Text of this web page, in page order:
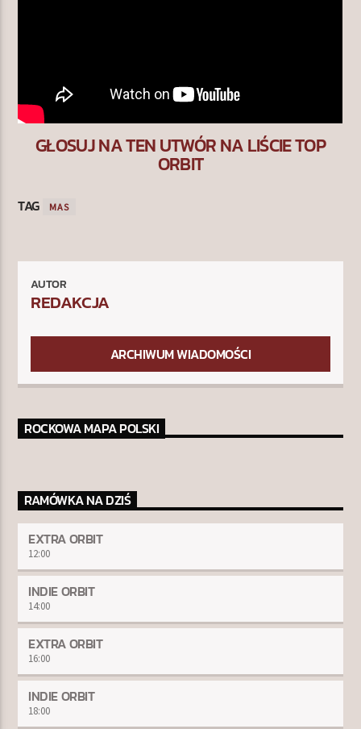
GŁOSUJ NA TEN UTWÓR NA LIŚCIE TOP
ORBIT
TAG MAS
AUTOR
REDAKCJA
ARCHIWUM WIADOMOŚCI
ROCKOWA MAPA POLSKI
RAMÓWKA NA DZIŚ
EXTRA ORBIT
12:00
INDIE ORBIT
14:00
EXTRA ORBIT
16:00
INDIE ORBIT
18:00